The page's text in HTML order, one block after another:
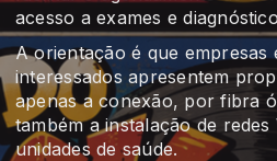
acesso a exames e
A orientação é que empresas
interessados apresentem
apenas a conexão, por fibra
também a instalação de
unidades de saúde.